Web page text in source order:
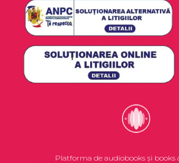
Platforma de audiobooks și books